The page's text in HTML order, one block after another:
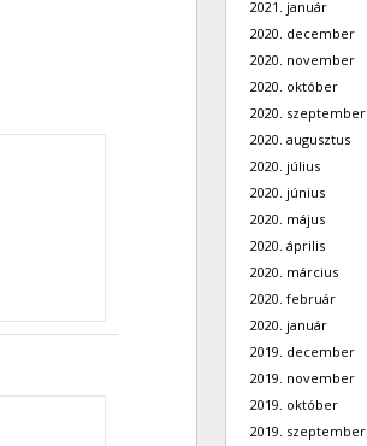
2021. január
2020. december
2020. november
2020. október
2020. szeptember
2020. augusztus
2020. július
2020. június
2020. május
2020. április
2020. március
2020. február
2020. január
2019. december
2019. november
2019. október
2019. szeptember